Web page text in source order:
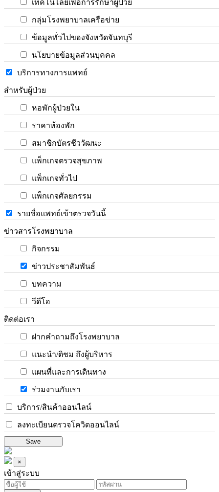
เทคโนโลยีเพื่อการรักษาผู้ป่วย
กลุ่มโรงพยาบาลเครือข่าย
ข้อมูลทั่วไปของจังหวัดจันทบุรี
นโยบายข้อมูลส่วนบุคคล
บริการทางการแพทย์
สำหรับผู้ป่วย
หอพักผู้ป่วยใน
ราคาห้องพัก
สมาชิกบัตรชีววัฒนะ
แพ็กเกจตรวจสุขภาพ
แพ็กเกจทั่วไป
แพ็กเกจศัลยกรรม
รายชื่อแพทย์เข้าตรวจวันนี้
ข่าวสารโรงพยาบาล
กิจกรรม
ข่าวประชาสัมพันธ์
บทความ
วีดีโอ
ติดต่อเรา
ฝากคำถามถึงโรงพยาบาล
แนะนำ/ติชม ถึงผู้บริหาร
แผนที่และการเดินทาง
ร่วมงานกับเรา
บริการ/สินค้าออนไลน์
ลงทะเบียนตรวจโควิดออนไลน์
Save
×
เข้าสู่ระบบ